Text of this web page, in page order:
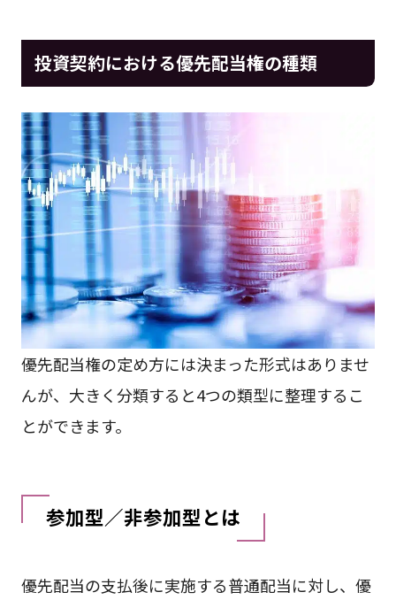
投資契約における優先配当権の種類
優先配当権の定め方には決まった形式はありませ
んが、大きく分類すると4つの類型に整理するこ
とができます。
参加型／非参加型とは
優先配当の支払後に実施する普通配当に対し、優